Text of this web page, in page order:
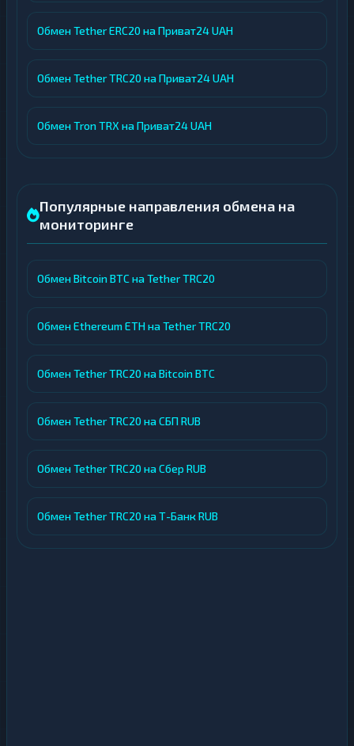
Обмен Tether ERC20 на Приват24 UAH
Обмен Tether TRC20 на Приват24 UAH
Обмен Tron TRX на Приват24 UAH
Популярные направления обмена на
мониторинге
Обмен Bitcoin BTC на Tether TRC20
Обмен Ethereum ETH на Tether TRC20
Обмен Tether TRC20 на Bitcoin BTC
Обмен Tether TRC20 на СБП RUB
Обмен Tether TRC20 на Сбер RUB
Обмен Tether TRC20 на Т-Банк RUB